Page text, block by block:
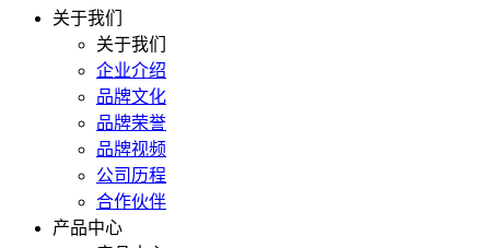
关于我们
关于我们
企业介绍
品牌文化
品牌荣誉
品牌视频
公司历程
合作伙伴
产品中心